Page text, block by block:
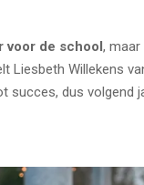
voor de school, maar
Liesbeth Willekens
succes, dus volgend